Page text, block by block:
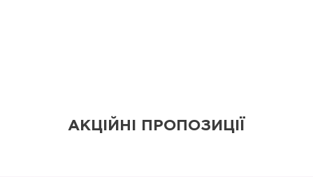
АКЦІЙНІ ПРОПОЗИЦІЇ